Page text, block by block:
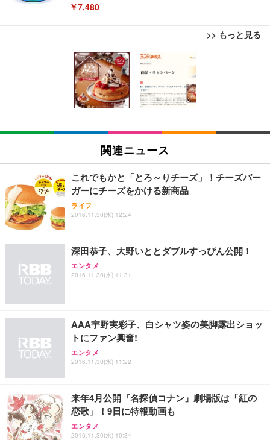
￥7,480
>> もっと見る
[EdoErgo] オフィスチェア 椅子 テレワーク 疲れな
い 跳ね上げ式アームレスト コンパクト 約105度ロッ
キング pc 事務椅子 360度回転 座面昇降 強化ナイロ
ン樹脂ベース 通気性メッシュ 在宅ワーク H-WY01
(黒網+黒枠+黒足)
￥5,699
SIHOO B100 オフィスチェア／デスクチェア メッシ
ュチェア 人間工学 疲れない ブラック
￥27,999
Sezlife オフィスチェア デスクチェア 疲れない テレ
ワーク チェア 強化バックレスト 30度ロッキング機
能 人間工学 椅子 腰サポート 90度跳ね上げ式アーム
務用 おしゃれ パソコンチェア (ブラック)
Sezlife オフィスチェア デスクチェア 疲れない テレ
ワーク チェア 強化バックレスト 30度ロッキング機
務用 おしゃれ パソコンチェア (ホワイト)
ANDWINT オフィスチェア デスクチェア 肘なし メ
ッシュ 通気性 ランバーサポート付き 腰サポート ガ
ス圧無段階昇降 360度回転 キャスター付き コンパク
EIZO ビジネス向けプレミアムモニター | FlexScan
EV3240X-WT | 31.5型4K UHD・USB Type-C・ホワ
イト
￥105,595
EIZO ビジネス向けプレミアムモニター | FlexScan
￥109,572
【純正品】27"ゲーミングモニター DualSense 充電
フック付き（CFI-ZDM1J）
【整備済み品】Dell E2724HS 27インチ 液晶モニタ
ー フルHD（1920×1080）VA 非光沢 HDMI/DisplayP
【MiniLED/24.5inch/280Hz/FHD】GRAPHT THE S
HOOTER Gaming Monitor 24” Essential ゲーミン
グモニター QD 24.5インチ 1ms FHD 量子ドット 残
Amazonベーシック ペットシーツ 薄型 レギュラー 1
回使い捨て 無香料 ホワイト 300枚
￥3,373
Amazonベーシック ペットシーツ 厚型 ワイド 42枚
x2袋(84枚) ホワイト(吸収面:ライトブルー)
￥3,234
ネオ・ルーライフ ネオ・オムツ L 中型犬用 26枚入
り 単品
Smart Basic(スマートベーシック) 【Amazon.co.jp
限定】 Smart Basic アイリスオーヤマ ペットシーツ
アイリスオーヤマ ペットシーツ 超厚型 お徳用 レギ
ュラー 200枚入【Amazon.co.jp限定】
関連ニュース
これでもかと「とろ～りチーズ」！チーズバー
ガーにチーズをかける新商品
ライフ
2016.11.30(水) 12:24
深田恭子、大野いととダブルすっぴん公開！
エンタメ
2016.11.30(水) 11:31
AAA宇野実彩子、白シャツ姿の美脚露出ショッ
トにファン興奮!
エンタメ
2016.11.30(水) 11:22
来年4月公開『名探偵コナン』劇場版は「紅の
恋歌」！9日に特報動画も
エンタメ
2016.11.30(水) 10:34